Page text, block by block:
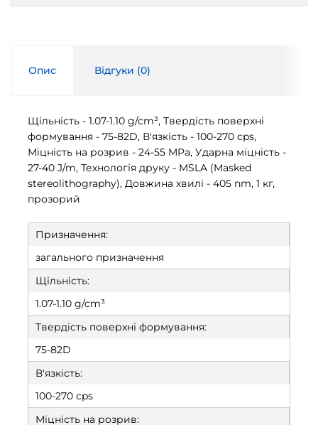
Опис Відгуки (0)
Щільність - 1.07-1.10 g/cm³, Твердість поверхні
формування - 75-82D, В'язкість - 100-270 cps,
Міцність на розрив - 24-55 MPa, Ударна міцність -
27-40 J/m, Технологія друку - MSLA (Masked
stereolithography), Довжина хвилі - 405 nm, 1 кг,
прозорий
Призначення:
загального призначення
Щільність:
1.07-1.10 g/cm³
Твердість поверхні формування:
75-82D
В'язкість:
100-270 cps
Міцність на розрив: